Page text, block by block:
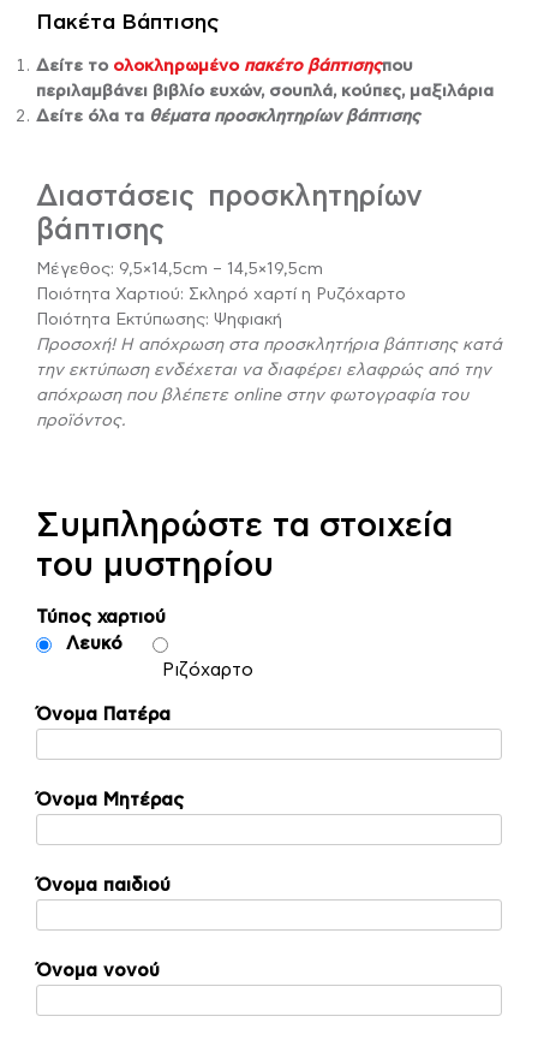
Πακέτα Βάπτισης
Δείτε το ολοκληρωμένο πακέτο βάπτισηςπου
περιλαμβάνει βιβλίο ευχών, σουπλά, κούπες, μαξιλάρια
Δείτε όλα τα θέματα προσκλητηρίων βάπτισης
Διαστάσεις προσκλητηρίων
βάπτισης
Μέγεθος: 9,5×14,5cm – 14,5×19,5cm
Ποιότητα Χαρτιού: Σκληρό χαρτί η Ρυζόχαρτο
Ποιότητα Εκτύπωσης: Ψηφιακή
Προσοχή! Η απόχρωση στα προσκλητήρια βάπτισης κατά
την εκτύπωση ενδέχεται να διαφέρει ελαφρώς από την
απόχρωση που βλέπετε online στην φωτογραφία του
προϊόντος.
Συμπληρώστε τα στοιχεία
του μυστηρίου
Τύπος χαρτιού
Λευκό
Ριζόχαρτο
Όνομα Πατέρα
Όνομα Μητέρας
Όνομα παιδιού
Όνομα νονού